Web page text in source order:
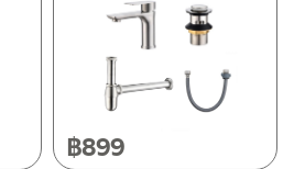
ในรายละเอียดวัสดุ(6)
฿899